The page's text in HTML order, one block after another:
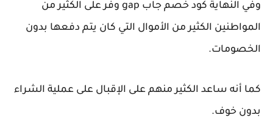
وفي النهاية كود خصم جاب gap وفر على الكثير من
المواطنين الكثير من الأموال التي كان يتم دفعها بدون
الخصومات.
كما أنه ساعد الكثير منهم على الإقبال على عملية الشراء
بدون خوف.